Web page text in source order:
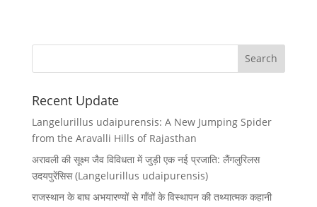
Recent Update
Langelurillus udaipurensis: A New Jumping Spider
from the Aravalli Hills of Rajasthan
अरावली की सूक्ष्म जैव विविधता में जुड़ी एक नई प्रजाति: लैंगलुरिलस
उदयपुरेंसिस (Langelurillus udaipurensis)
राजस्थान के बाघ अभयारण्यों से गाँवों के विस्थापन की तथ्यात्मक कहानी